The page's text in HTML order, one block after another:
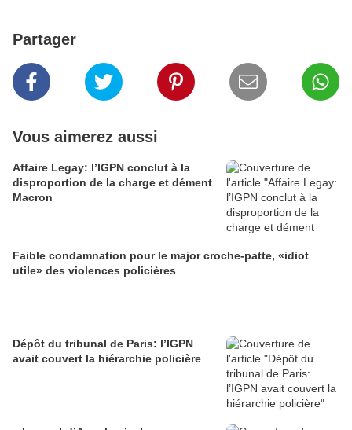
Partager
Vous aimerez aussi
Affaire Legay: l’IGPN conclut à la
disproportion de la charge et dément
Macron
Faible condamnation pour le major croche-patte, «idiot
utile» des violences policières
Dépôt du tribunal de Paris: l’IGPN
avait couvert la hiérarchie policière